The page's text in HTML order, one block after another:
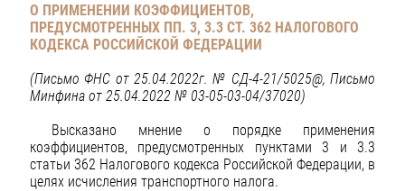
О ПРИМЕНЕНИИ КОЭФФИЦИЕНТОВ,
ПРЕДУСМОТРЕННЫХ ПП. 3, 3.3 СТ. 362 НАЛОГОВОГО
КОДЕКСА РОССИЙСКОЙ ФЕДЕРАЦИИ
(Письмо ФНС от 25.04.2022г. № СД-4-21/5025@, Письмо
Минфина от 25.04.2022 № 03-05-03-04/37020)
Высказано мнение о порядке применения
коэффициентов, предусмотренных пунктами 3 и 3.3
статьи 362 Налогового кодекса Российской Федерации, в
целях исчисления транспортного налога.